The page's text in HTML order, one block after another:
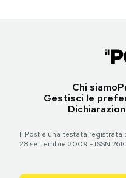
Chi siamo
Gestisci le
Il Post è una testata registrata
28 settembre 2009 - ISSN